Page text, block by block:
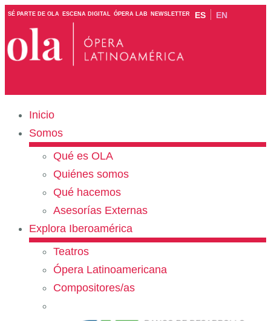
SÉ PARTE DE OLA ESCENA DIGITAL ÓPERA LAB NEWSLETTER ES EN
Inicio
Somos
Qué es OLA
Quiénes somos
Qué hacemos
Asesorías Externas
Explora Iberoamérica
Teatros
Ópera Latinoamericana
Compositores/as